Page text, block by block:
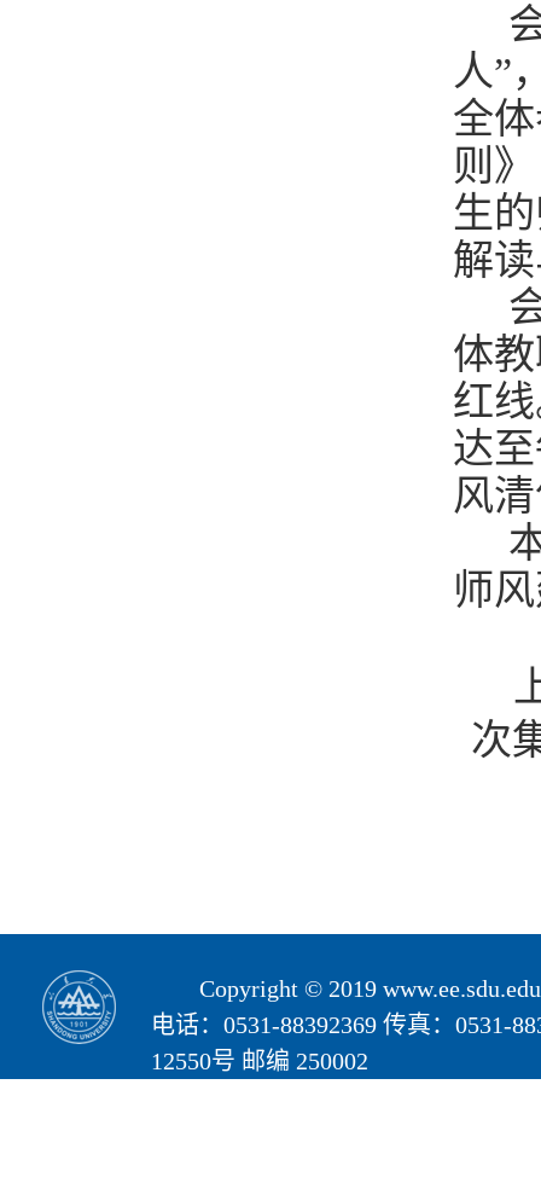
人”
全
则
生
解
体
红
达
风
师
次
Copyright © 2019
电话：0531-88392369 传真：0531-
12550号 邮编 250002